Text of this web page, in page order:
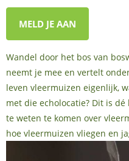
MELD JE AAN
Wandel door het bos van
neemt je mee en vertelt
leven vleermuizen eigenlijk,
met die echolocatie? Dit is
te weten te komen over
hoe vleermuizen vliegen en